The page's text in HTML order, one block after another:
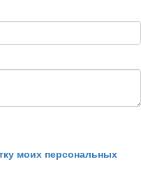
моих персональных